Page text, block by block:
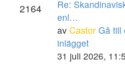
2164
Re:
enl…
av Castor Gå till
inlägget
31 juli 2026,